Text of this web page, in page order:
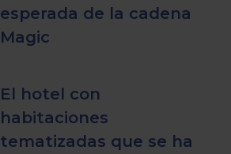
esperada de la cadena
Magic
El hotel con
habitaciones
tematizadas que se ha